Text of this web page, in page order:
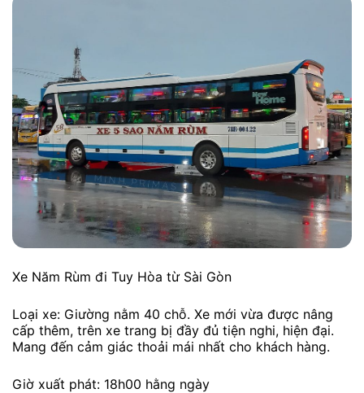
Xe Năm Rùm đi Tuy Hòa từ Sài Gòn
Loại xe: Giường nằm 40 chỗ. Xe mới vừa được nâng
cấp thêm, trên xe trang bị đầy đủ tiện nghi, hiện đại.
Mang đến cảm giác thoải mái nhất cho khách hàng.
Giờ xuất phát: 18h00 hằng ngày